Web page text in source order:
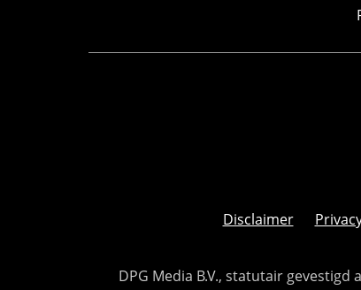
Disclaimer
DPG Media B.V., statutair